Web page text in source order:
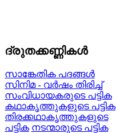
ദ്രുതക്കണ്ണികള്‍
സാങ്കേതിക പദങ്ങള്‍
സിനിമ - വര്‍ഷം തിരിച്ച്
സംവിധായകരുടെ പട്ടിക
കഥാകൃത്തുകളുടെ പട്ടിക
തിരക്കഥാകൃത്തുകളുടെ
പട്ടിക നടന്മാരുടെ പട്ടിക